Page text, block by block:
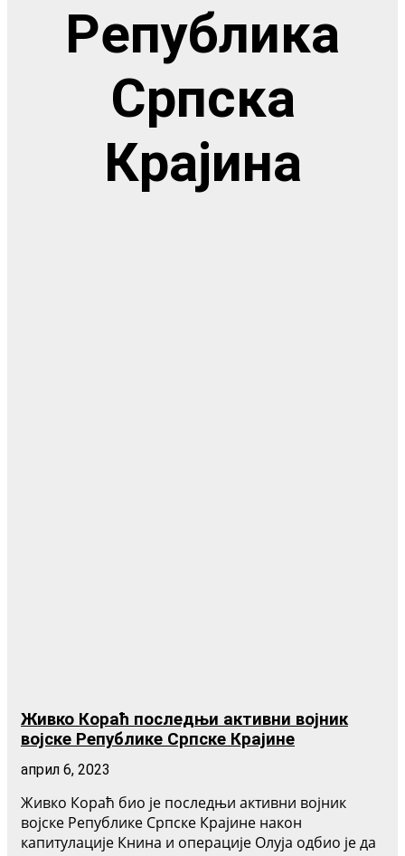
Република
Српска
Крајина
Живко Кораћ последњи активни војник
војске Републике Српске Крајине
април 6, 2023
Живко Кораћ био је последњи активни војник
војске Републике Српске Крајине након
капитулације Книна и операције Олуја одбио је да